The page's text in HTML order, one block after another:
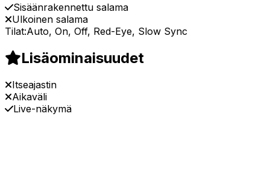
Sisäänrakennettu salama
Ulkoinen salama
Tilat:Auto, On, Off, Red-Eye, Slow Sync
Lisäominaisuudet
Itseajastin
Aikaväli
Live-näkymä